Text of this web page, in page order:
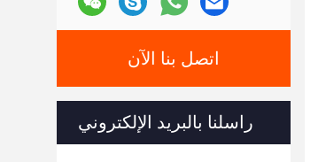
اتصل بنا الآن
راسلنا بالبريد الإلكتروني